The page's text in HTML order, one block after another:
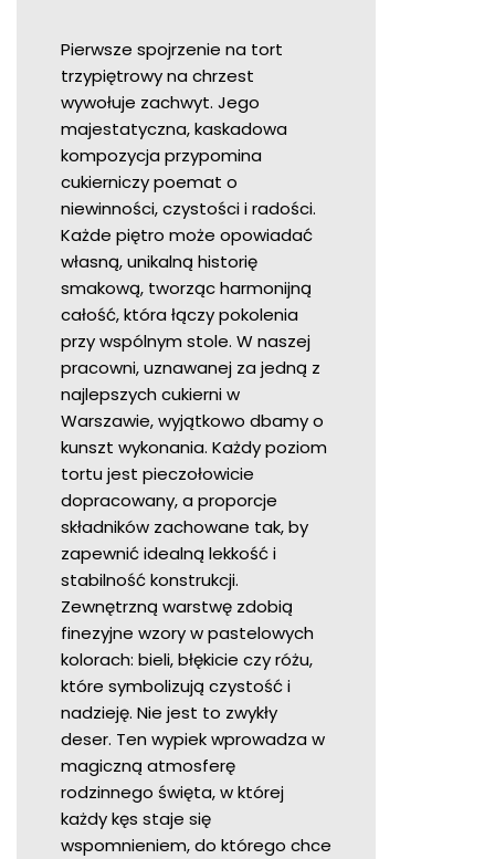
Pierwsze spojrzenie na tort
trzypiętrowy na chrzest
wywołuje zachwyt. Jego
majestatyczna, kaskadowa
kompozycja przypomina
cukierniczy poemat o
niewinności, czystości i radości.
Każde piętro może opowiadać
własną, unikalną historię
smakową, tworząc harmonijną
całość, która łączy pokolenia
przy wspólnym stole. W naszej
pracowni, uznawanej za jedną z
najlepszych cukierni w
Warszawie, wyjątkowo dbamy o
kunszt wykonania. Każdy poziom
tortu jest pieczołowicie
dopracowany, a proporcje
składników zachowane tak, by
zapewnić idealną lekkość i
stabilność konstrukcji.
Zewnętrzną warstwę zdobią
finezyjne wzory w pastelowych
kolorach: bieli, błękicie czy różu,
które symbolizują czystość i
nadzieję. Nie jest to zwykły
deser. Ten wypiek wprowadza w
magiczną atmosferę
rodzinnego święta, w której
każdy kęs staje się
wspomnieniem, do którego chce